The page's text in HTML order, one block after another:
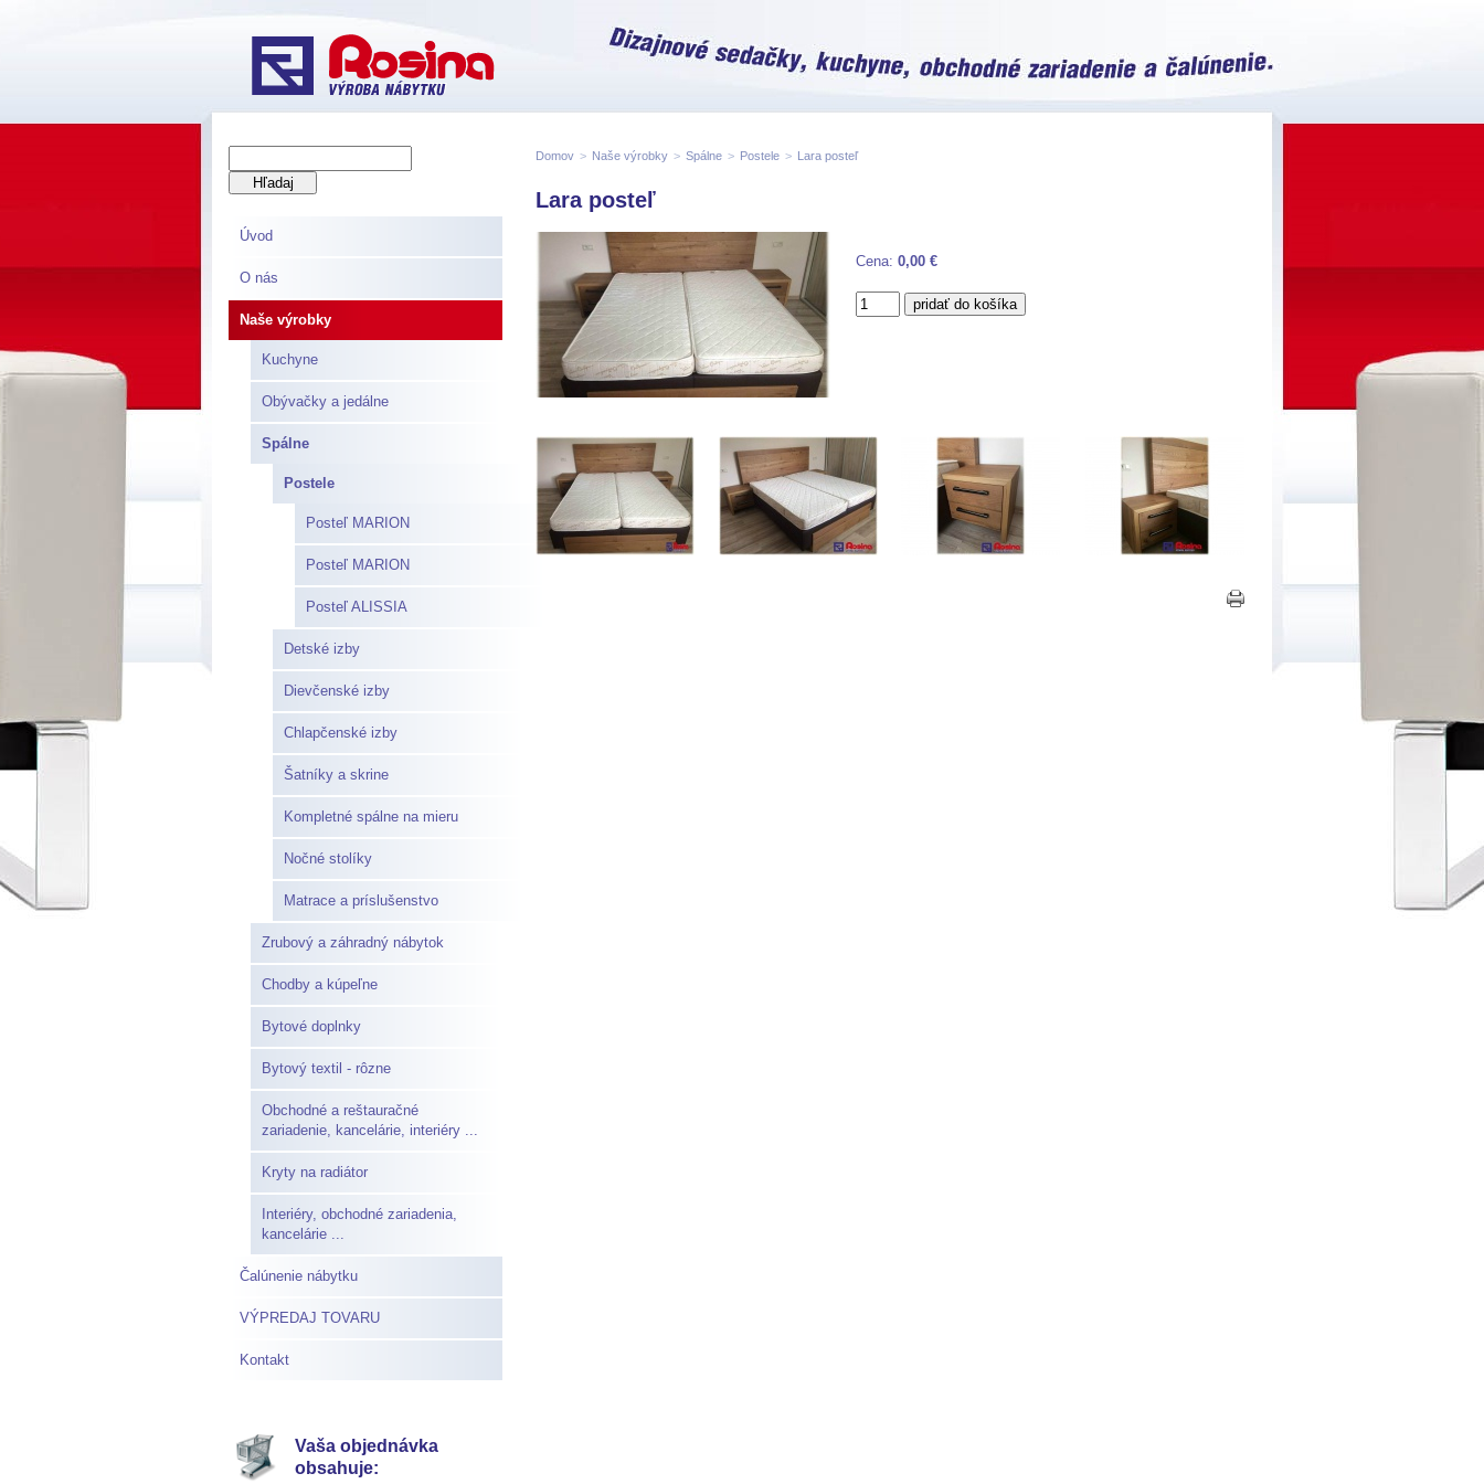
Úvod
O nás
Naše výrobky
Kuchyne
Obývačky a jedálne
Spálne
Postele
Posteľ MARION
Posteľ MARION
Posteľ ALISSIA
Detské izby
Dievčenské izby
Chlapčenské izby
Šatníky a skrine
Kompletné spálne na mieru
Nočné stolíky
Matrace a príslušenstvo
Zrubový a záhradný nábytok
Chodby a kúpeľne
Bytové doplnky
Bytový textil - rôzne
Obchodné a reštauračné
zariadenie, kancelárie, interiéry ...
Kryty na radiátor
Interiéry, obchodné zariadenia,
kancelárie ...
Čalúnenie nábytku
VÝPREDAJ TOVARU
Kontakt
Vaša objednávka
obsahuje:
Domov > Naše výrobky > Spálne > Postele > Lara posteľ
Lara posteľ
Cena: 0,00 €